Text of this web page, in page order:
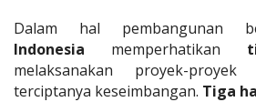
Dalam hal pembangunan
Indonesia memperhatikan
melaksanakan proyek-
terciptanya keseimbangan. Tiga